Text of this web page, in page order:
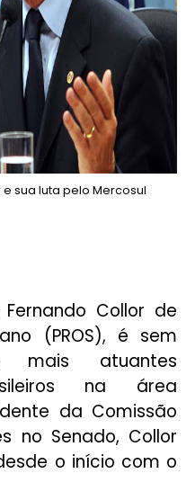
sua luta pelo Mercosul
Collor de
(PROS), é sem
atuantes
na área
da Comissão
no Senado, Collor
o início com o